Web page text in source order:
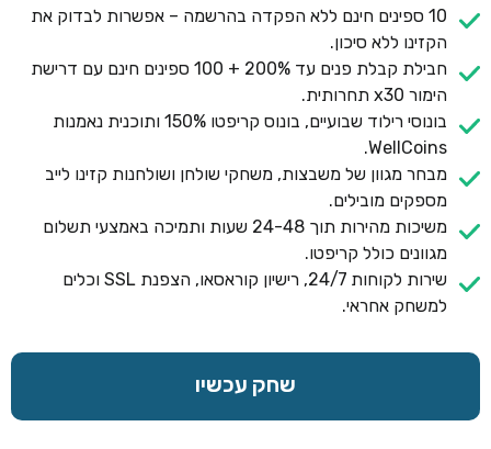
10 ספינים חינם ללא הפקדה בהרשמה – אפשרות לבדוק את
הקזינו ללא סיכון.
חבילת קבלת פנים עד 200% + 100 ספינים חינם עם דרישת
הימור x30 תחרותית.
בונוסי רילוד שבועיים, בונוס קריפטו 150% ותוכנית נאמנות
WellCoins.
מבחר מגוון של משבצות, משחקי שולחן ושולחנות קזינו לייב
מספקים מובילים.
משיכות מהירות תוך 24-48 שעות ותמיכה באמצעי תשלום
מגוונים כולל קריפטו.
שירות לקוחות 24/7, רישיון קוראסאו, הצפנת SSL וכלים
למשחק אחראי.
שחק עכשיו